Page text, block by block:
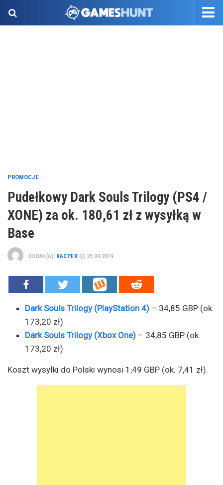
PROMOCJE
Pudełkowy Dark Souls Trilogy (PS4 /
XONE) za ok. 180,61 zł z wysyłką w
Base
DODAŁ(A): KACPER 25.04.2019
Dark Souls Trilogy (PlayStation 4) – 34,85 GBP (ok.
173,20 zł)
Dark Souls Trilogy (Xbox One) – 34,85 GBP (ok.
173,20 zł)
Koszt wysyłki do Polski wynosi 1,49 GBP (ok. 7,41 zł).